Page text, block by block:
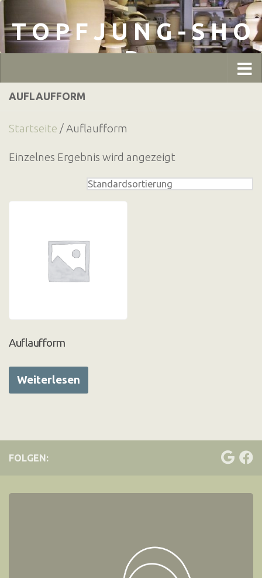
Zum Inhalt springen
T O P F J U N G - S H O
P
AUFLAUFFORM
Startseite / Auflaufform
Einzelnes Ergebnis wird angezeigt
Auflaufform
Weiterlesen
FOLGEN: